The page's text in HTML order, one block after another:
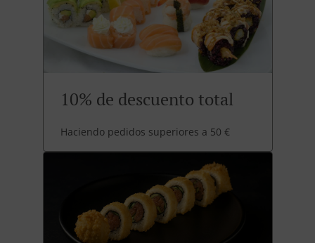
10% de descuento total
Haciendo pedidos superiores a 50 €